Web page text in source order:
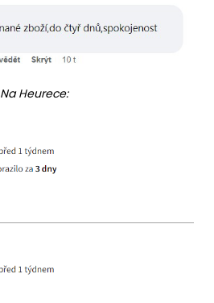
Na Heurece: